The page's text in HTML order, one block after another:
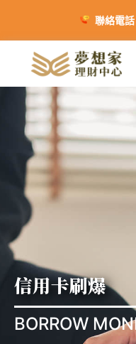
聯絡電話
信用卡刷爆
BORROW